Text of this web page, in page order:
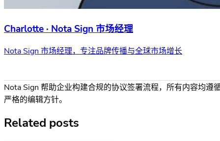
Charlotte · Nota Sign 市场经理
Nota Sign 市场经理，专注品牌传播与全球市场增长
Nota Sign 帮助企业构建合规的协议签署流程，所有内容均遵
严格的编辑方针。
Related posts